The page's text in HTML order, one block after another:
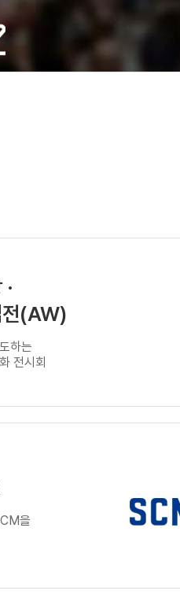
전(AW)
하는
전시회
을